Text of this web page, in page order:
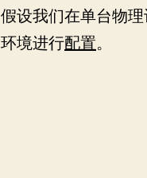
假设我们在单台物
环境进行配置。